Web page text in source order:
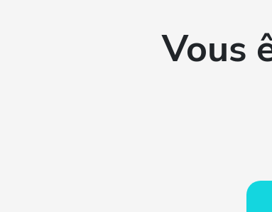
Vous